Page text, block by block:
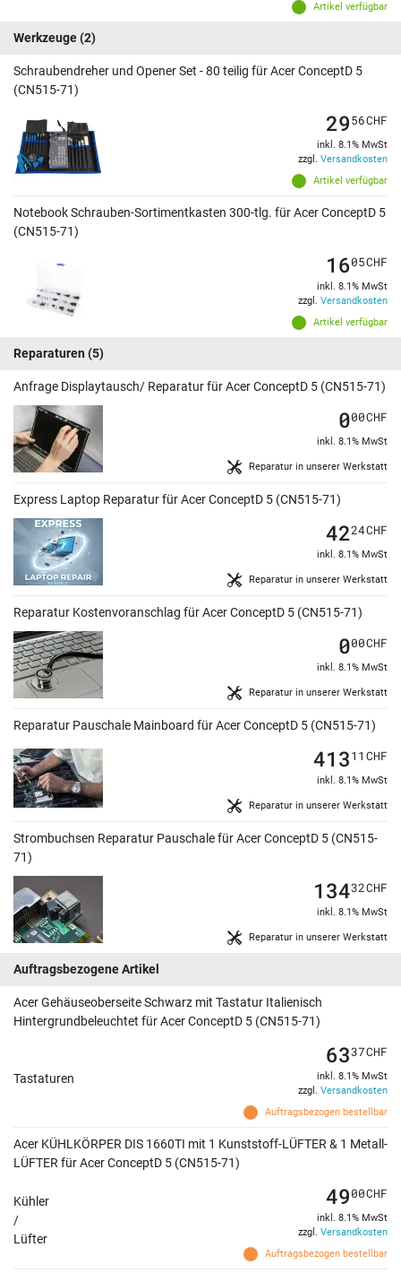
Artikel verfügbar
Werkzeuge(2)
Schraubendreher und Opener Set - 80 teilig für Acer ConceptD 5
(CN515-71)
Artikel verfügbar
2956CHF
inkl. 8.1% MwSt
zzgl. Versandkosten
Notebook Schrauben-Sortimentkasten 300-tlg. für Acer ConceptD 5
(CN515-71)
Artikel verfügbar
1605CHF
inkl. 8.1% MwSt
zzgl. Versandkosten
Reparaturen (5)
Anfrage Displaytausch/ Reparatur für Acer ConceptD 5 (CN515-71)
Reparatur in unserer Werkstatt
000CHF
inkl. 8.1% MwSt
Express Laptop Reparatur für Acer ConceptD 5 (CN515-71)
Reparatur in unserer Werkstatt
4224CHF
inkl. 8.1% MwSt
Reparatur Kostenvoranschlag für Acer ConceptD 5 (CN515-71)
Reparatur in unserer Werkstatt
000CHF
inkl. 8.1% MwSt
Reparatur Pauschale Mainboard für Acer ConceptD 5 (CN515-71)
Reparatur in unserer Werkstatt
41311 CHF
inkl. 8.1% MwSt
Strombuchsen Reparatur Pauschale für Acer ConceptD 5 (CN515-
71)
Reparatur in unserer Werkstatt
13432CHF
inkl. 8.1% MwSt
Auftragsbezogene Artikel
Acer Gehäuseoberseite Schwarz mit Tastatur Italienisch
Hintergrundbeleuchtet für Acer ConceptD 5 (CN515-71)
Tastaturen
Auftragsbezogen bestellbar
6337CHF
inkl. 8.1% MwSt
zzgl. Versandkosten
Acer KÜHLKÖRPER DIS 1660TI mit 1 Kunststoff-LÜFTER & 1 Metall-
LÜFTER für Acer ConceptD 5 (CN515-71)
Kühler
/
Lüfter
Auftragsbezogen bestellbar
4900CHF
inkl. 8.1% MwSt
zzgl. Versandkosten